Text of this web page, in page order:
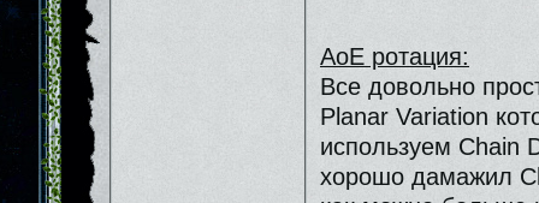
АоЕ ротация:
Все довольно
Planar Variation
используем Сhain
хорошо дамажил